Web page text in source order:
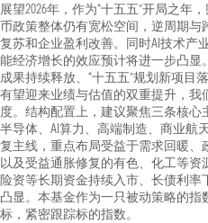
展望2026年，作为“十五五”开局之年
币政策整体仍有宽松空间，逆周期
复苏和企业盈利改善。同时AI技术产
能经济增长的效应预计将进一步凸
成果持续释放、“十五五”规划新项目
有望迎来业绩与估值的双重提升，我
度。结构配置上，建议聚焦三条核
半导体、AI算力、高端制造、商业航
复主线，重点布局受益于需求回暖、
以及受益通胀修复的有色、化工等
险资等长期资金持续入市、长债利
凸显。本基金作为一只被动策略的
标，紧密跟踪标的指数。